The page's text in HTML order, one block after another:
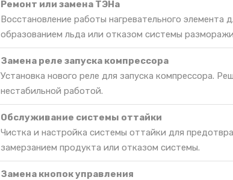
Ремонт или замена ТЭНа
Восстановление работы нагревательного
образованием льда или отказом системы
Замена реле запуска компрессора
Установка нового реле для запуска компрессора.
нестабильной работой.
Обслуживание системы оттайки
Чистка и настройка системы оттайки для
замерзанием продукта или отказом системы.
Замена кнопок управления